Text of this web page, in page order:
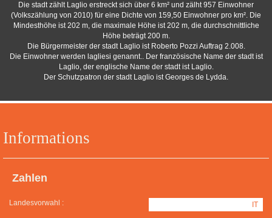
Informations
Zahlen
Landesvorwahl : IT
Die stadt zählt Laglio erstreckt sich über 6 km² und zälht 957 Einwohner
(Volkszählung von 2010) für eine Dichte von 159,50 Einwohner pro km². Die
Mindesthöhe ist 202 m, die maximale Höhe ist 202 m, die durchschnittliche
Höhe beträgt 200 m.
Die Bürgermeister der stadt Laglio ist Roberto Pozzi Auftrag 2.008.
Die Einwohner werden lagliesi genannt.. Der französische Name der stadt ist
Laglio, der englische Name der stadt ist Laglio.
Der Schutzpatron der stadt Laglio ist Georges de Lydda.